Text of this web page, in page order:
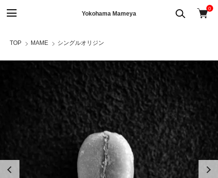
Yokohama Mameya
0
TOP MAME シングルオリジン